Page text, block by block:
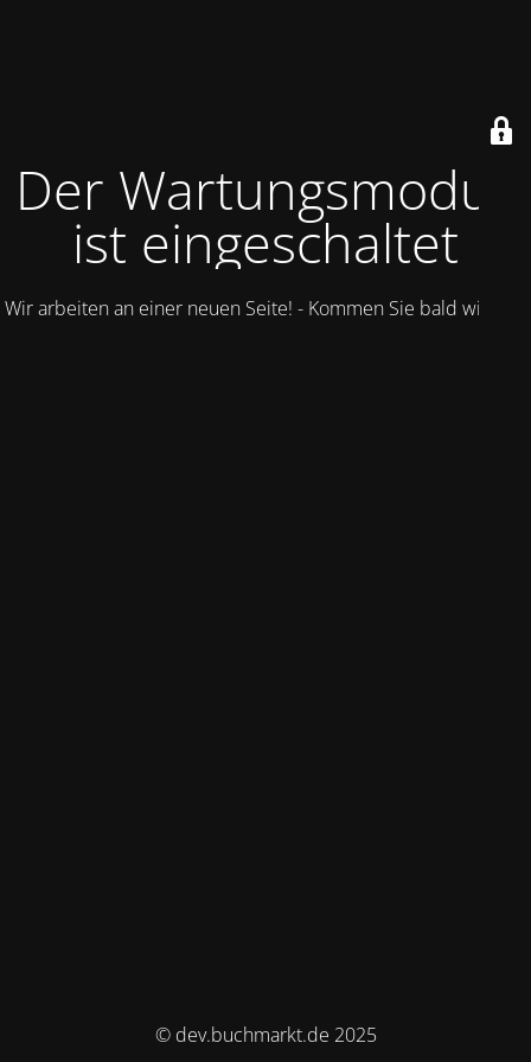
Der Wartungsmodus
ist eingeschaltet
Wir arbeiten an einer neuen Seite! - Kommen Sie bald wieder.
© dev.buchmarkt.de 2025